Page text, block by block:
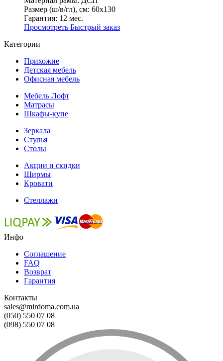
Размер (ш/в/гл), см: 60х130
Гарантия: 12 мес.
Просмотреть Быстрый заказ
Категории
Прихожие
Детская мебель
Офисная мебель
Мебель Лофт
Матрасы
Шкафы-купе
Зеркала
Стулья
Столы
Акции и скидки
Ширмы
Кровати
Стеллажи
Инфо
Соглашение
FAQ
Возврат
Гарантия
Контакты
sales@mirdoma.com.ua
(050) 550 07 08
(098) 550 07 08